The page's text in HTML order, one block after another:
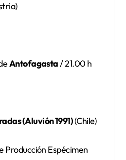
Antofagasta/ 21.00 h
(Aluvión 1991)(Chile)
Producción Espécimen